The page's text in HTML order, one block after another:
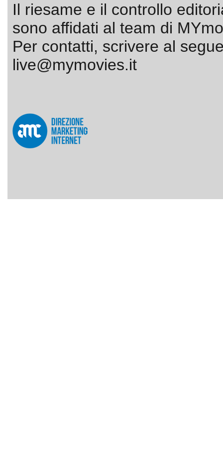
Il riesame e il controllo
sono affidati al team di
Per contatti, scrivere al
live@mymovies.it